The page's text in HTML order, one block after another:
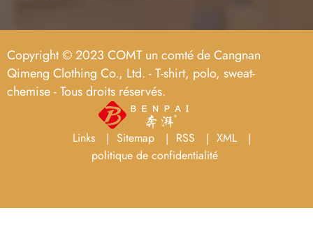
Copyright © 2023 COMT un comté de Cangnan
Qimeng Clothing Co., Ltd. - T-shirt, polo, sweat-
chemise - Tous droits réservés.
Links Sitemap RSS
XML
politique de confidentialité